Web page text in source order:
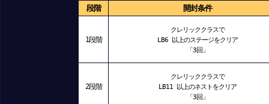
段階 開封条件
1段階
クレリッククラスで
LB6 以上のステージをクリア
「3回」
2段階
クレリッククラスで
LB11 以上のネストをクリア
「3回」